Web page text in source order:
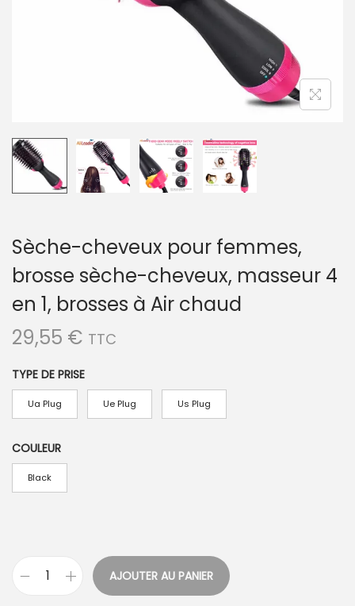
a
u
Sèche-cheveux pour femmes,
brosse sèche-cheveux, masseur 4
en 1, brosses à Air chaud
29,55 € TTC
TYPE DE PRISE
Ua Plug Ue Plug Us Plug
COULEUR
Black
AJOUTER AU PANIER